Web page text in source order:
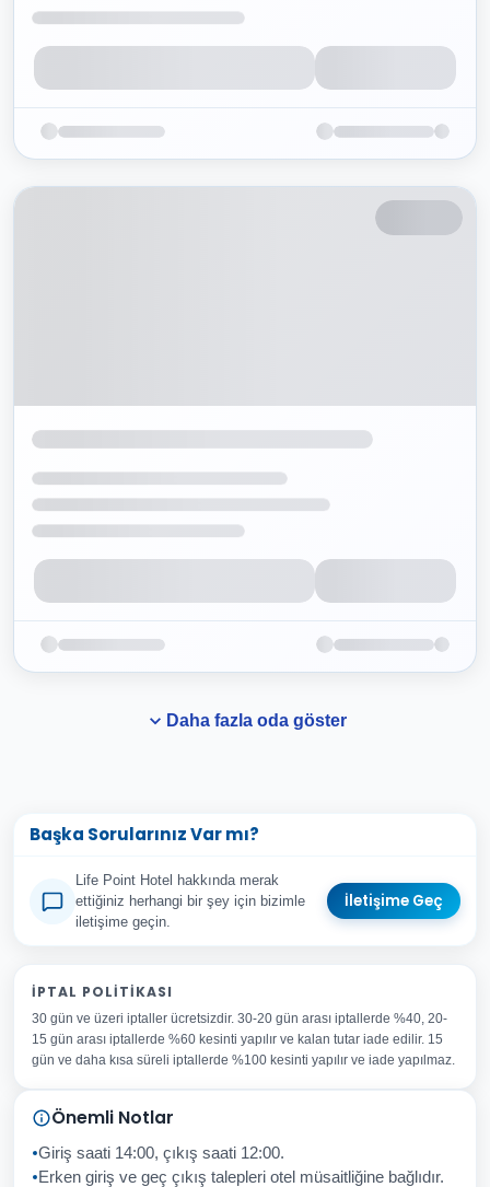
Daha fazla oda göster
Başka Sorularınız Var mı?
Life Point Hotel hakkında merak
ettiğiniz herhangi bir şey için bizimle
iletişime geçin.
İletişime Geç
Adınız Soyadınız
E-posta Adresiniz
Konu
Sorunuz
İPTAL POLITIKASI
30 gün ve üzeri iptaller ücretsizdir. 30-20 gün arası iptallerde %40, 20-
15 gün arası iptallerde %60 kesinti yapılır ve kalan tutar iade edilir. 15
gün ve daha kısa süreli iptallerde %100 kesinti yapılır ve iade yapılmaz.
Önemli Notlar
Giriş saati 14:00, çıkış saati 12:00.
Erken giriş ve geç çıkış talepleri otel müsaitliğine bağlıdır.